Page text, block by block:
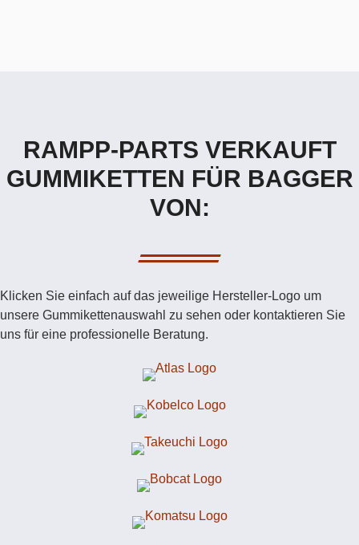
RAMPP-PARTS VERKAUFT
GUMMIKETTEN FÜR BAGGER
VON:
Klicken Sie einfach auf das jeweilige Hersteller-Logo um
unsere Gummikettenauswahl zu sehen oder kontaktieren Sie
uns für eine professionelle Beratung.